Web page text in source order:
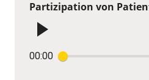
Partizipation von
00:00